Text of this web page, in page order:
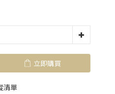
立即購買
清單